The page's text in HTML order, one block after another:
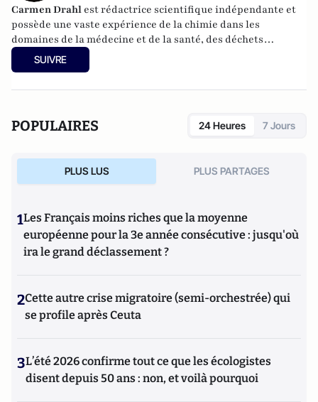
Carmen Drahl est rédactrice scientifique indépendante et
possède une vaste expérience de la chimie dans les
domaines de la médecine et de la santé, des déchets
plastiques, de l'exploration spatiale, de la gastronomie et du
vin, etc. Carmen a obtenu un doctorat en chimie
SUIVRE
POPULAIRES 24 Heures 7 Jours
PLUS LUS PLUS PARTAGES
1Les Français moins riches que la moyenne
européenne pour la 3e année consécutive : jusqu'où
ira le grand déclassement ?
2Cette autre crise migratoire (semi-orchestrée) qui
se profile après Ceuta
3L’été 2026 confirme tout ce que les écologistes
disent depuis 50 ans : non, et voilà pourquoi